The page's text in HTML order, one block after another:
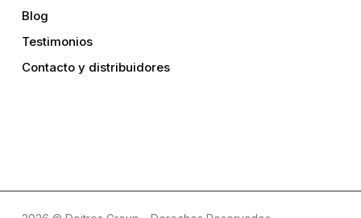
Blog
Testimonios
Contacto y distribuidores